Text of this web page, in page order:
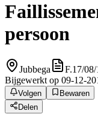
persoon
Jubbega F.17/
Bijgewerkt op 09-12-
Volgen
Bewaren
Delen